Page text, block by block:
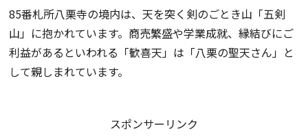
85番札所八栗寺の境内は、天を突く剣のごとき山「五剣
山」に抱かれています。商売繁盛や学業成就、縁結びにご
利益があるといわれる「歓喜天」は「八栗の聖天さん」と
して親しまれています。
スポンサーリンク